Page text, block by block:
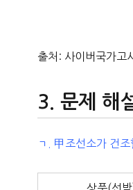
출처: 사이버국가고
문제 해
ㄱ. 甲조선소가 건